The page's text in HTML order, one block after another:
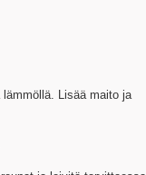
Lisää maito ja